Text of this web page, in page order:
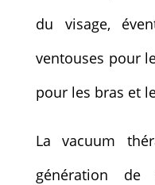
du visage,
ventouses pour
pour les bras et
La vacuum
génération de